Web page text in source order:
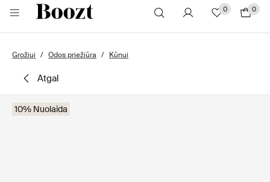
0 0
Grožiui Odos priežiūra Kūnui
atgal
10% Nuolaida